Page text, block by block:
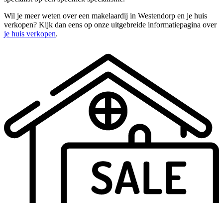
Wil je meer weten over een makelaardij in Westendorp en je huis
verkopen? Kijk dan eens op onze uitgebreide informatiepagina over
je huis verkopen.